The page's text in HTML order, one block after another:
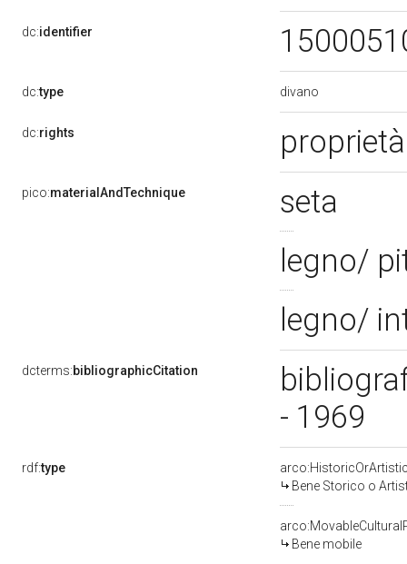
dc:identifier
dc:type divano
dc:rights
pico:materialAndTechnique
seta
legno/
legno/
dcterms:bibliographicCitation
- 1969
rdf:type
Bene Storico o
Bene mobile